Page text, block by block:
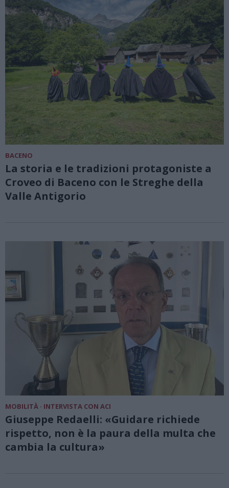
BACENO
La storia e le tradizioni protagoniste a
Croveo di Baceno con le Streghe della
Valle Antigorio
MOBILITÀ · INTERVISTA CON ACI
Giuseppe Redaelli: «Guidare richiede
rispetto, non è la paura della multa che
cambia la cultura»